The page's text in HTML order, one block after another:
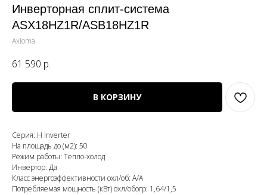
Инверторная сплит-система
ASX18HZ1R/ASB18HZ1R
Axioma
61 590 р.
В КОРЗИНУ
Серия: H Inverter
На площадь до (м2): 50
Режим работы: Тепло-холод
Инвертор: Да
Класс энергоэффективности охл/об: А/А
Потребляемая мощность (кВт) охл/обогр: 1,64/1,5